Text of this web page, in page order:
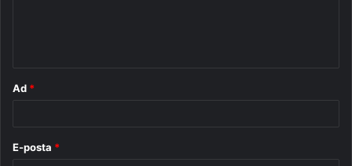
Ad *
E-posta *